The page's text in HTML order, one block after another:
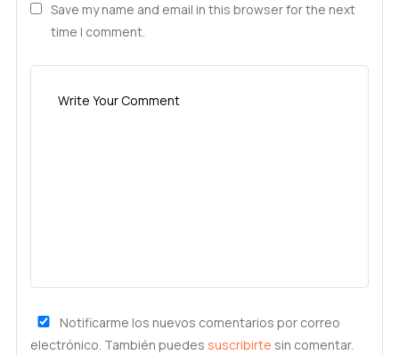
Save my name and email in this browser for the next
time I comment.
Notificarme los nuevos comentarios por correo
electrónico. También puedes suscribirte sin comentar.